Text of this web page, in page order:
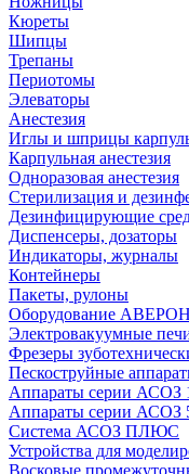
Кюреты
Шипцы
Трепаны
Периотомы
Элеваторы
Анестезия
Иглы и шприцы
Карпульная анестезия
Одноразовая анестезия
Стерилизация и
Дезинфицирующие
Диспенсеры, дозаторы
Индикаторы, журналы
Контейнеры
Пакеты, рулоны
Оборудование АВЕРОН
Электровакуумные
Фрезеры
Пескоструйные
Аппараты серии
Аппараты серии
Система АСОЗ ПЛЮС
Устройства для
Восковые